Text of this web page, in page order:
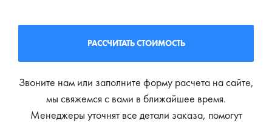
РАССЧИТАТЬ СТОИМОСТЬ
Звоните нам или заполните форму расчета на сайте,
мы свяжемся с вами в ближайшее время.
Менеджеры уточнят все детали заказа, помогут